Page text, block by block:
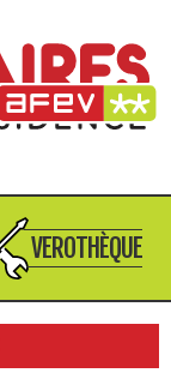
VEROTHÈQUE